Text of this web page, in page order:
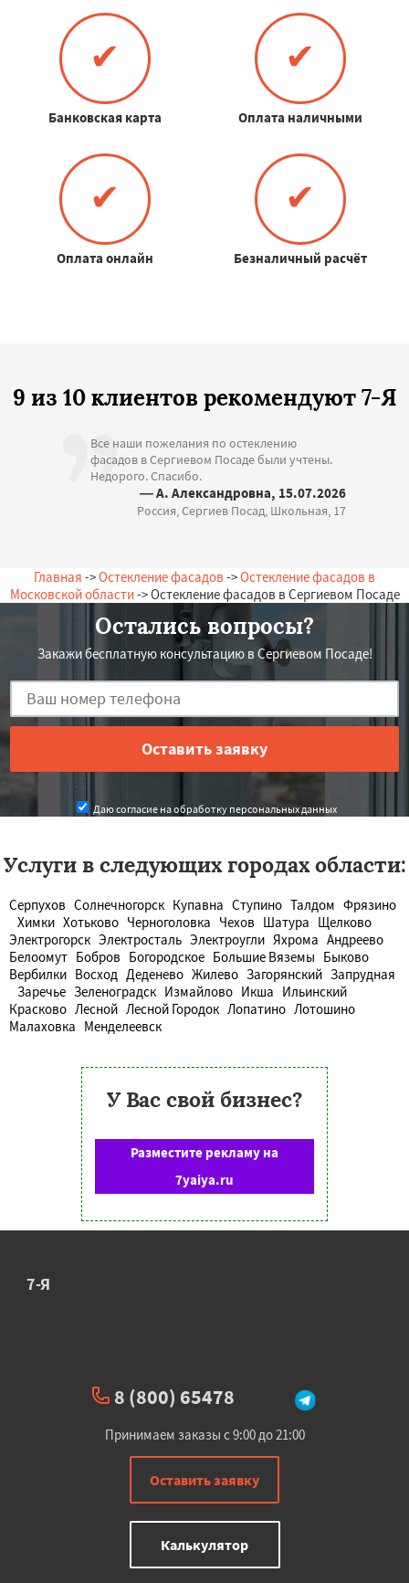
✔
Банковская карта
✔
Оплата наличными
✔
Оплата онлайн
✔
Безналичный расчёт
9 из 10 клиентов рекомендуют 7-Я
Все наши пожелания по остеклению
фасадов в Сергиевом Посаде были учтены.
Недорого. Спасибо.
— А. Александровна, 15.07.2026
Россия, Сергиев Посад, Школьная, 17
Главная ->Остекление фасадов ->Остекление фасадов в
Московской области-> Остекление фасадов в Сергиевом Посаде
Остались вопросы?
Закажи бесплатную консультацию в Сергиевом Посаде!
Даю согласие на обработку персональных данных
Услуги в следующих городах области:
Серпухов Солнечногорск Купавна Ступино Талдом Фрязино
Химки Хотьково Черноголовка Чехов Шатура Щелково
Электрогорск Электросталь Электроугли Яхрома Андреево
Белоомут Бобров Богородское Большие Вяземы Быково
Вербилки Восход Деденево Жилево Загорянский Запрудная
Заречье Зеленоградск Измайлово Икша Ильинский
Красково Лесной Лесной Городок Лопатино Лотошино
Малаховка Менделеевск
У Вас свой бизнес?
Разместите рекламу на
7yaiya.ru
7-Я
8 (800) 65478
Принимаем заказы с 9:00 до 21:00
Оставить заявку
Калькулятор